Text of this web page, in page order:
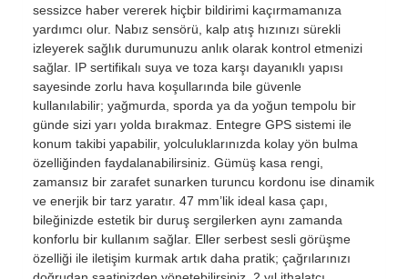
sessizce haber vererek hiçbir bildirimi kaçırmamanıza
yardımcı olur. Nabız sensörü, kalp atış hızınızı sürekli
izleyerek sağlık durumunuzu anlık olarak kontrol etmenizi
sağlar. IP sertifikalı suya ve toza karşı dayanıklı yapısı
sayesinde zorlu hava koşullarında bile güvenle
kullanılabilir; yağmurda, sporda ya da yoğun tempolu bir
günde sizi yarı yolda bırakmaz. Entegre GPS sistemi ile
konum takibi yapabilir, yolculuklarınızda kolay yön bulma
özelliğinden faydalanabilirsiniz. Gümüş kasa rengi,
zamansız bir zarafet sunarken turuncu kordonu ise dinamik
ve enerjik bir tarz yaratır. 47 mm’lik ideal kasa çapı,
bileğinizde estetik bir duruş sergilerken aynı zamanda
konforlu bir kullanım sağlar. Eller serbest sesli görüşme
özelliği ile iletişim kurmak artık daha pratik; çağrılarınızı